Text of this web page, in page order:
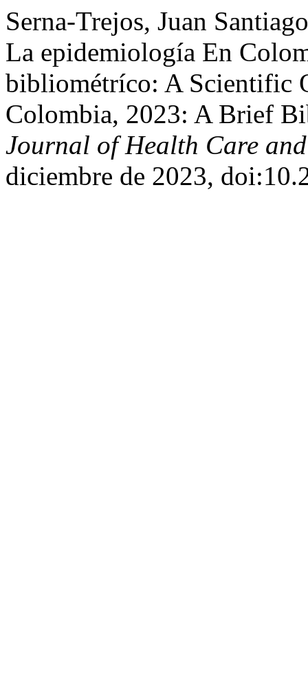
Serna-Trejos, Juan
La epidemiología En
bibliométríco: A Scientific
Colombia, 2023: A Brief
Journal of Health Care
diciembre de 2023,